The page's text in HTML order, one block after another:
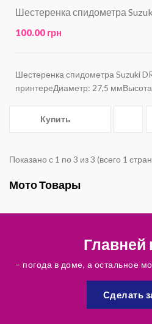
Шестеренка спидометра
100.00 грн
Шестеренка спидометра Suzuki
принтереДиаметр: 27,5
Купить
Показано с 1 по 3 из 3 (всего 1
Мото Товары
Главней
– погода в доме, а остальное
Сделать